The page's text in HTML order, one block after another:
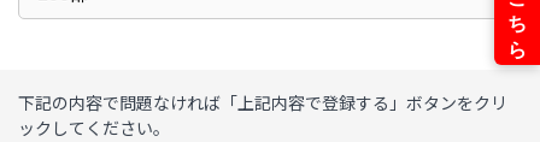
下記の内容で問題なければ「上記内容で登録する」ボタンをクリ
ックしてください。